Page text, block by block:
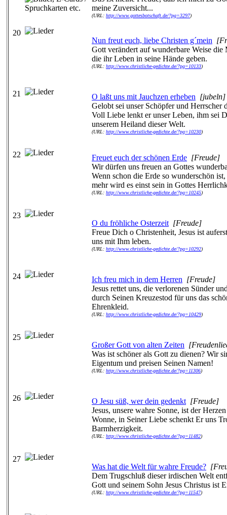
meine Zuversicht...
(URL: http://www.gottesbotschaft.de/?pg=3297)
20
Nun freut euch, liebe Christen g´mein
Gott verändert auf wunderbare Weise die
die ihr Leben in seine Hände geben.
(URL: http://www.christliche-gedichte.de/?pg=10133)
21 O laßt uns mit Jauchzen erheben [jubeln]
Gelobt sei unser Schöpfer und Herrscher
Voll Liebe lenkt er unser Leben, ihm sei
unserem Heiland dieser Welt.
(URL: http://www.christliche-gedichte.de/?pg=10230)
22 Freuet euch der schönen Erde [Freude]
Wir dürfen uns freuen an Gottes
Wenn schon die Erde so wunderschön
mehr wird es einst sein in Gottes
(URL: http://www.christliche-gedichte.de/?pg=10245)
23
O du fröhliche Osterzeit [Freude]
Freue Dich o Christenheit, Jesus ist
uns mit Ihm leben.
(URL: http://www.christliche-gedichte.de/?pg=10292)
24 Ich freu mich in dem Herren [Freude]
Jesus rettet uns, die verlorenen Sünder
durch Seinen Kreuzestod für uns das
Ehrenkleid.
(URL: http://www.christliche-gedichte.de/?pg=10429)
25
Großer Gott von alten Zeiten
Was ist schöner als Gott zu dienen? Wir
Eigentum und preisen Seinen Namen!
(URL: http://www.christliche-gedichte.de/?pg=11306)
26 O Jesu süß, wer dein gedenkt [Freude]
Jesus, unsere wahre Sonne, ist der
Wonne, in Seiner Liebe schenkt Er uns
Barmherzigkeit.
(URL: http://www.christliche-gedichte.de/?pg=11482)
27
Was hat die Welt für wahre Freude?
Dem Trugschluß dieser irdischen Welt
Gott und seinem Sohn Jesus Christus ist
(URL: http://www.christliche-gedichte.de/?pg=11547)